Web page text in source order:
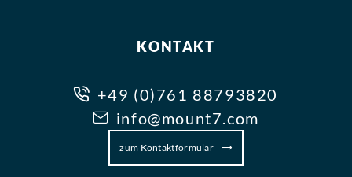
KONTAKT
+49 (0)761 88793820
info@mount7.com
zum Kontaktformular